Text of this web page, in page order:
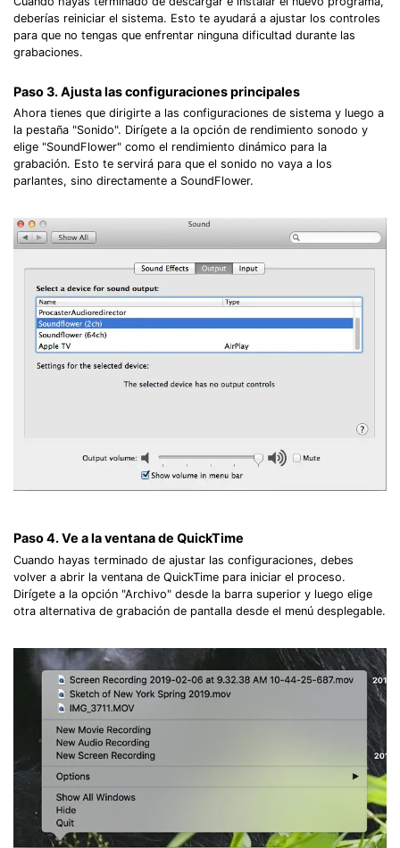
deberías reiniciar el sistema. Esto te ayudará a ajustar los controles
para que no tengas que enfrentar ninguna dificultad durante las
grabaciones.
Paso 3. Ajusta las configuraciones principales
Ahora tienes que dirigirte a las configuraciones de sistema y luego a
la pestaña "Sonido". Dirígete a la opción de rendimiento sonodo y
elige "SoundFlower" como el rendimiento dinámico para la
grabación. Esto te servirá para que el sonido no vaya a los
parlantes, sino directamente a SoundFlower.
Paso 4. Ve a la ventana de QuickTime
Cuando hayas terminado de ajustar las configuraciones, debes
volver a abrir la ventana de QuickTime para iniciar el proceso.
Dirígete a la opción "Archivo" desde la barra superior y luego elige
otra alternativa de grabación de pantalla desde el menú desplegable.